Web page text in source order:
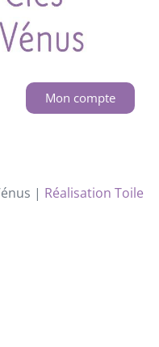
Mon compte
| Réalisation Toile